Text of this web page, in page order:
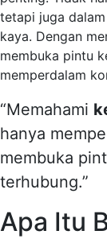
tetapi juga
kaya. Dengan
membuka pintu
memperdalam
“Memahami
hanya
membuka
terhubung.”
Apa Itu